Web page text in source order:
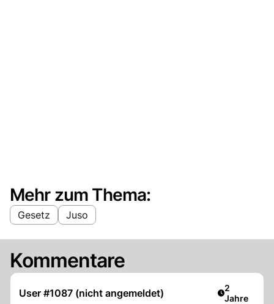
Mehr zum Thema:
Gesetz Juso
Kommentare
User #1087 (nicht angemeldet) Artikel
2
Jahre